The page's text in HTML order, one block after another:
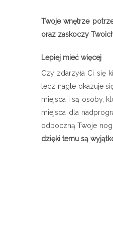
Twoje wnętrze
oraz zaskoczy
Lepiej mieć więcej
Czy zdarzyła Ci się
lecz nagle okazuje
miejsca i są osoby,
miejsca dla
odpoczną Twoje
dzięki temu są